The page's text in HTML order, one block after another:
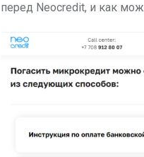
перед Neocredit, и как